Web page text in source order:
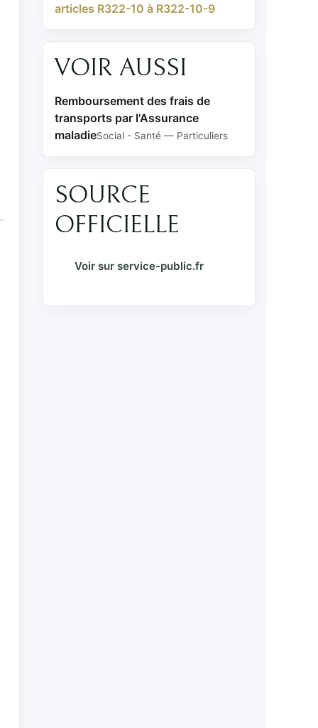
articles R322-10 à R322-10-9
VOIR AUSSI
Remboursement des frais de
transports par l'Assurance
maladieSocial - Santé — Particuliers
SOURCE
OFFICIELLE
Voir sur service-public.fr